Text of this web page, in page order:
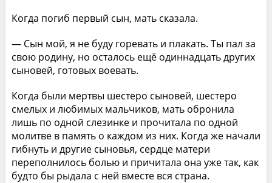
Когда погиб первый сын, мать сказала.
— Сын мой, я не буду горевать и плакать. Ты пал за
свою родину, но осталось ещё одиннадцать других
сыновей, готовых воевать.
Когда были мертвы шестеро сыновей, шестеро
смелых и любимых мальчиков, мать обронила
лишь по одной слезинке и прочитала по одной
молитве в память о каждом из них. Когда же начали
гибнуть и другие сыновья, сердце матери
переполнилось болью и причитала она уже так, как
будто бы рыдала с ней вместе вся страна.